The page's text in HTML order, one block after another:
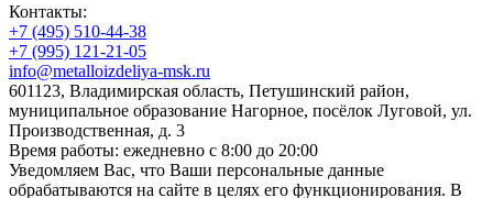
Контакты:
+7 (495) 510-44-38
+7 (995) 121-21-05
info@metalloizdeliya-msk.ru
601123, Владимирская область, Петушинский район,
муниципальное образование Нагорное, посёлок Луговой, ул.
Производственная, д. 3
Время работы: ежедневно с 8:00 до 20:00
Уведомляем Вас, что Ваши персональные данные
обрабатываются на сайте в целях его функционирования. В